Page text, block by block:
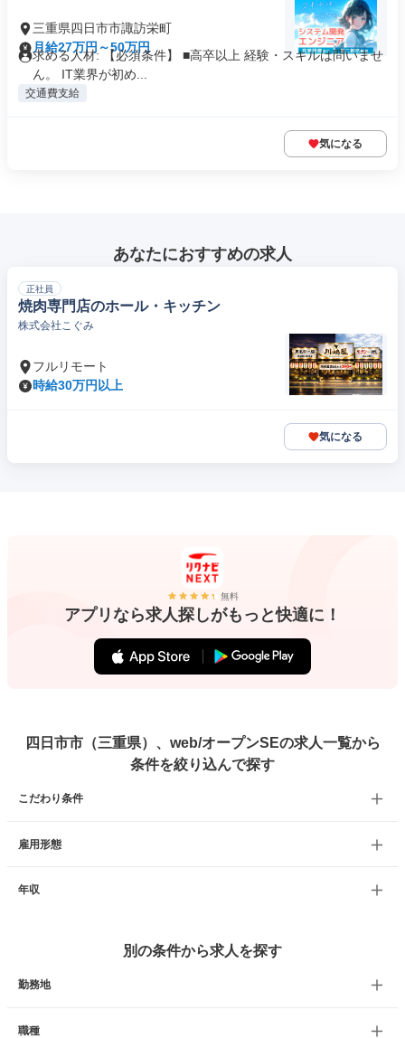
三重県四日市市諏訪栄町
月給27万円～50万円
求める人材: 【必須条件】 ■高卒以上 経験・スキルは問いませ
ん。 IT業界が初め...
交通費支給
気になる
あなたにおすすめの求人
正社員
焼肉専門店のホール・キッチン
株式会社こぐみ
フルリモート
時給30万円以上
気になる
無料
アプリなら求人探しがもっと快適に！
四日市市（三重県）、web/オープンSEの求人一覧から
条件を絞り込んで探す
こだわり条件
雇用形態
年収
別の条件から求人を探す
勤務地
職種